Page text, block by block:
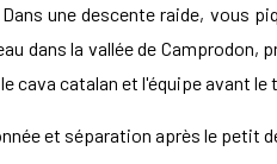
une descente raide, vous
dans la vallée de Camprodon,
cava catalan et l'équipe avant
et séparation après le petit